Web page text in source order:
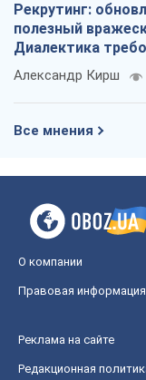
Рекрутинг:
полезный
Диалектика
Александр Кирш
Все мнения
О компании
Правовая информация
Реклама на сайте
Редакционная